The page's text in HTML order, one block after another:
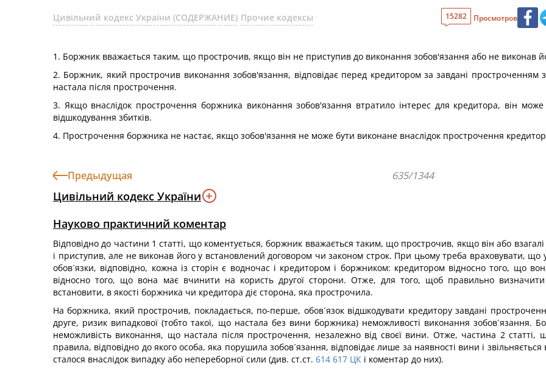
Цивільний кодекс України (СОДЕРЖАНИЕ) Прочие кодексы 15282 Просмотров
1. Боржник вважається таким, що прострочив, якщо він не приступив до виконання зобов'язання або не виконав
2. Боржник, який прострочив виконання зобов'язання, відповідає перед кредитором за завдані
настала після прострочення.
3. Якщо внаслідок прострочення боржника виконання зобов'язання втратило інтерес для кредитора, він
відшкодування збитків.
4. Прострочення боржника не настає, якщо зобов'язання не може бути виконане внаслідок прострочення
Предыдущая 635/1344
Цивільний кодекс України
Науково практичний коментар
Відповідно до частини 1 статті, що коментується, боржник вважається таким, що прострочив, якщо він або
і приступив, але не виконав його у встановлений договором чи законом строк. При цьому треба враховувати, що у
обов´язки, відповідно, кожна із сторін є водночас і кредитором і боржником: кредитором відносно того, що
відносно того, що вона має вчинити на користь другої сторони. Отже, для того, щоб правильно визначити
встановити, в якості боржника чи кредитора діє сторона, яка прострочила.
На боржника, який прострочив, покладається, по-перше, обов´язок відшкодувати кредитору завдані
друге, ризик випадкової (тобто такої, що настала без вини боржника) неможливості виконання зобов´язання.
неможливість виконання, що настала після прострочення, незалежно від своєї вини. Отже, частина 2 статті,
правила, відповідно до якого особа, яка порушила зобов´язання, відповідає лише за наявності вини і
сталося внаслідок випадку або непереборної сили (див. ст.ст. 614 617 ЦК і коментар до них).